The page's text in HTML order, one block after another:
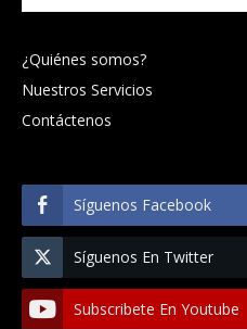
¿Quiénes somos?
Nuestros Servicios
Contáctenos
Síguenos Facebook
Síguenos En Twitter
Subscribete En Youtube